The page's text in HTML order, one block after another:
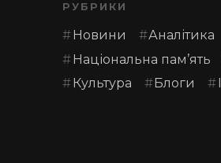
РУБРИКИ
Новини Аналітика
Національна пам’ять
Культура
Блоги